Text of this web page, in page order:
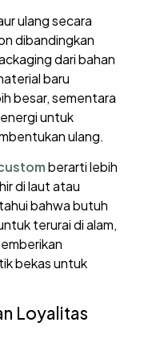
ulang secara
dibandingkan
dari bahan
baru
besar, sementara
untuk
ulang.
berarti lebih
di laut atau
bahwa butuh
terurai di alam,
bekas untuk
Loyalitas